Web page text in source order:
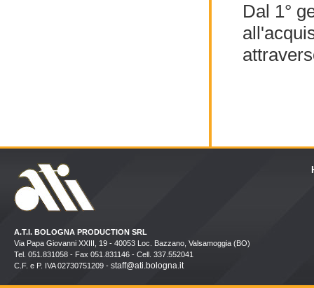
Dal 1°
A.T.I. BOLOGNA PRODUCTION SRL
Via Papa Giovanni XXIII, 19 - 40053 Loc. Bazzano, Valsamoggia (BO)
Tel. 051.831058 - Fax 051.831146 - Cell. 337.552041
C.F. e P. IVA 02730751209 - staff@ati.bologna.it